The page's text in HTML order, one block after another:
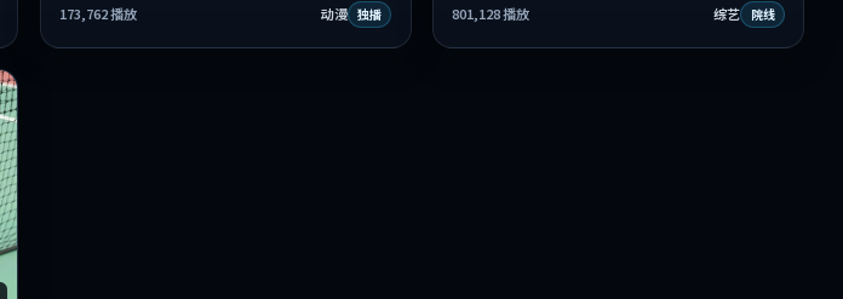
173,762播放 动漫 独播 801,128播放 综艺 院线